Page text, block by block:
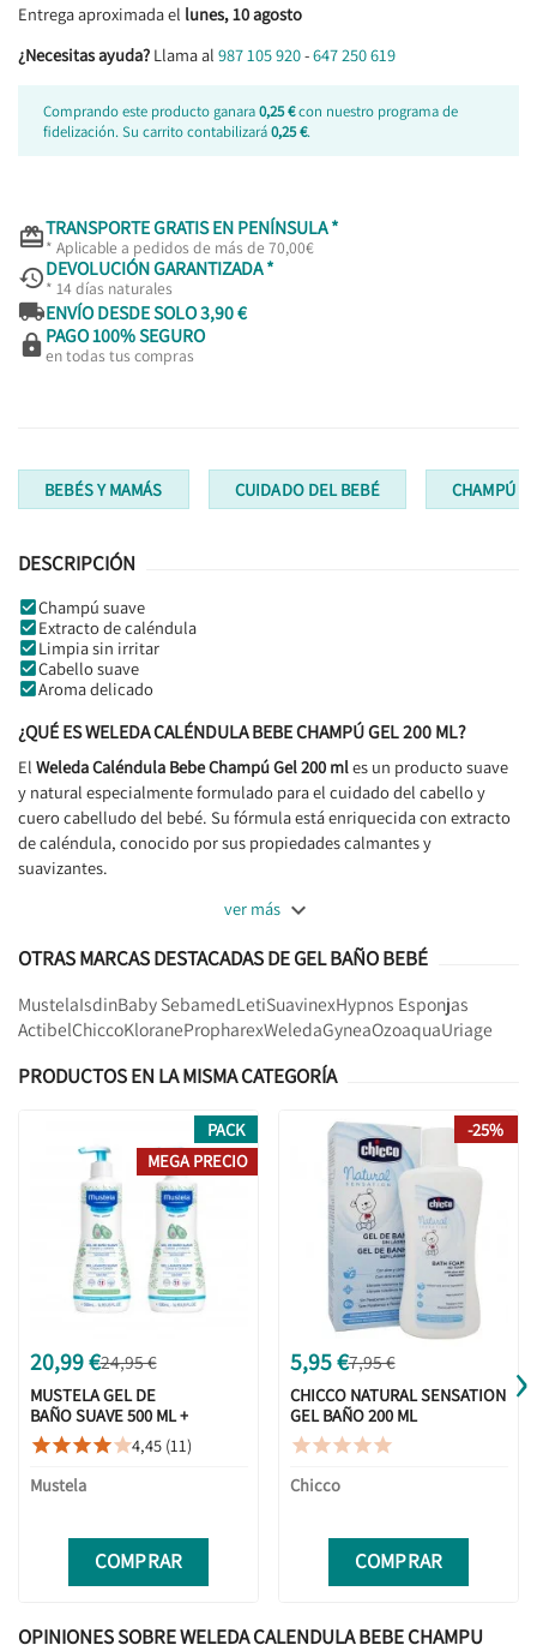
Entrega aproximada el lunes, 10 agosto
¿Necesitas ayuda? Llama al 987 105 920-647 250 619
Comprando este producto ganara0,25 €con nuestro programa de
fidelización. Su carrito contabilizará0,25 €.
TRANSPORTE GRATIS EN PENÍNSULA *
* Aplicable a pedidos de más de 70,00€
DEVOLUCIÓN GARANTIZADA *
* 14 días naturales
ENVÍO DESDE SOLO 3,90 €
 PAGO 100% SEGURO
en todas tus compras
BEBÉS Y MAMÁS CUIDADO DEL BEBÉ CHAMPÚ
DESCRIPCIÓN
Champú suave
Extracto de caléndula
Limpia sin irritar
Cabello suave
Aroma delicado
¿QUÉ ESWELEDA CALÉNDULA BEBE CHAMPÚ GEL 200 ML?
El Weleda Caléndula Bebe Champú Gel 200 mles un producto suave
y natural especialmente formulado para el cuidado del cabello y
cuero cabelludo del bebé. Su fórmula está enriquecida con extracto
de caléndula, conocido por sus propiedades calmantes y
suavizantes.
ver más 
OTRAS MARCAS DESTACADAS DE GEL BAÑO BEBÉ
MustelaIsdinBaby SebamedLetiSuavinexHypnos Esponjas
ActibelChiccoKloranePropharexWeledaGyneaOzoaquaUriage
PRODUCTOS EN LA MISMA CATEGORÍA
20,99 €24,95 €
MUSTELA GEL DE
BAÑO SUAVE 500 ML +
500ML DUPLO
PROMOCION
4,45 (11)
Mustela
COMPRAR
PACK
MEGA PRECIO
5,95 €7,95 €
CHICCO NATURAL SENSATION
GEL BAÑO 200 ML

Chicco
COMPRAR
-25%
›
OPINIONES SOBRE WELEDA CALENDULA BEBE CHAMPU